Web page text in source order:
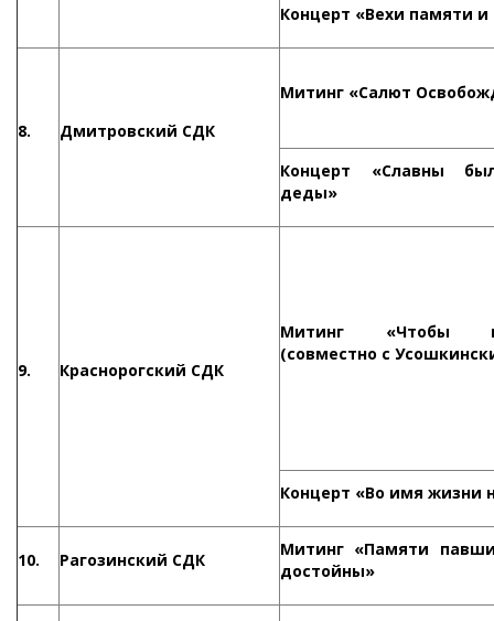
Концерт «Вехи памяти и
8. Дмитровский СДК
Митинг «Салют
Концерт «Славны
деды»
9. Краснорогский СДК
Митинг «Чтобы
(совместно с
Концерт «Во имя жизни
10. Рагозинский СДК
Митинг «Памяти
достойны»